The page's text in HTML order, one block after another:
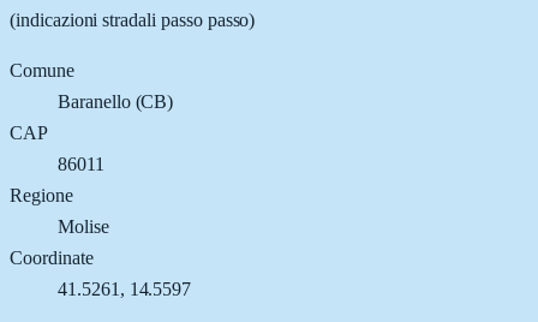
(indicazioni stradali passo passo)
Comune
Baranello(CB)
CAP
86011
Regione
Molise
Coordinate
41.5261 , 14.5597